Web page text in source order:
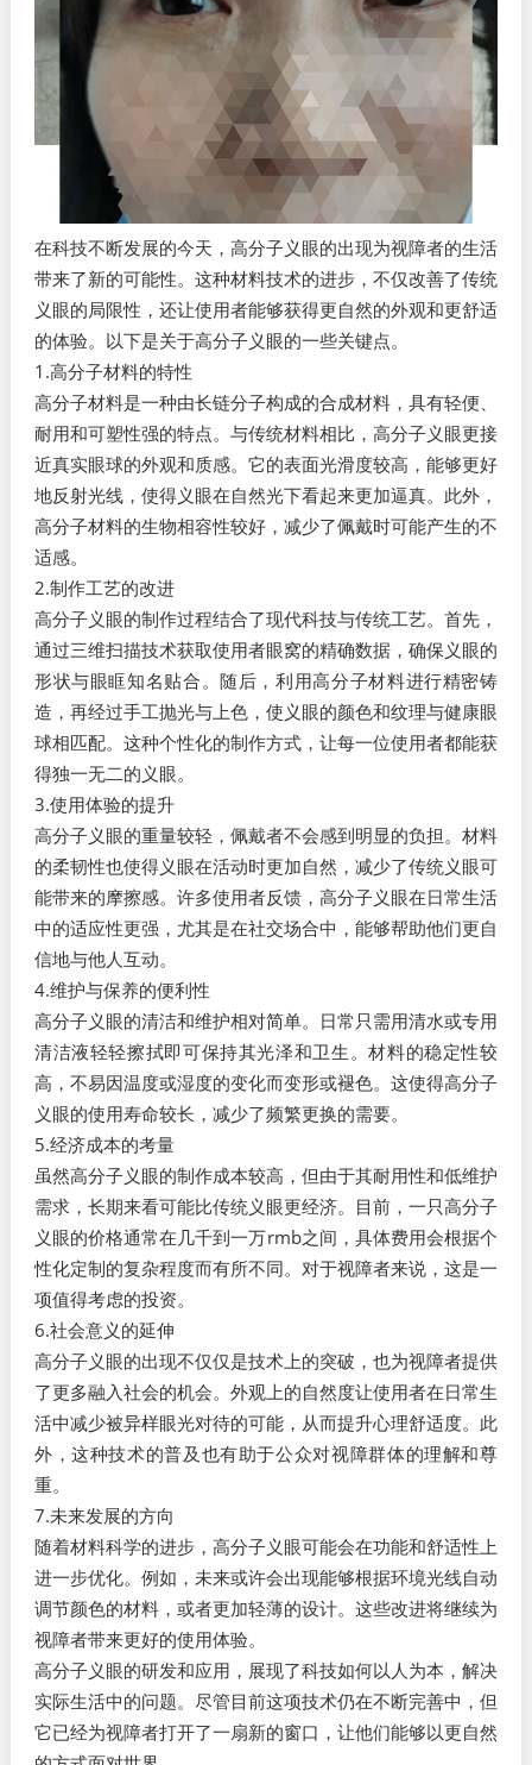
在科技不断发展的今天，高分子义眼的出现为视障者的生活
带来了新的可能性。这种材料技术的进步，不仅改善了传统
义眼的局限性，还让使用者能够获得更自然的外观和更舒适
的体验。以下是关于高分子义眼的一些关键点。
1.高分子材料的特性
高分子材料是一种由长链分子构成的合成材料，具有轻便、
耐用和可塑性强的特点。与传统材料相比，高分子义眼更接
近真实眼球的外观和质感。它的表面光滑度较高，能够更好
地反射光线，使得义眼在自然光下看起来更加逼真。此外，
高分子材料的生物相容性较好，减少了佩戴时可能产生的不
适感。
2.制作工艺的改进
高分子义眼的制作过程结合了现代科技与传统工艺。首先，
通过三维扫描技术获取使用者眼窝的精确数据，确保义眼的
形状与眼眶知名贴合。随后，利用高分子材料进行精密铸
造，再经过手工抛光与上色，使义眼的颜色和纹理与健康眼
球相匹配。这种个性化的制作方式，让每一位使用者都能获
得独一无二的义眼。
3.使用体验的提升
高分子义眼的重量较轻，佩戴者不会感到明显的负担。材料
的柔韧性也使得义眼在活动时更加自然，减少了传统义眼可
能带来的摩擦感。许多使用者反馈，高分子义眼在日常生活
中的适应性更强，尤其是在社交场合中，能够帮助他们更自
信地与他人互动。
4.维护与保养的便利性
高分子义眼的清洁和维护相对简单。日常只需用清水或专用
清洁液轻轻擦拭即可保持其光泽和卫生。材料的稳定性较
高，不易因温度或湿度的变化而变形或褪色。这使得高分子
义眼的使用寿命较长，减少了频繁更换的需要。
5.经济成本的考量
虽然高分子义眼的制作成本较高，但由于其耐用性和低维护
需求，长期来看可能比传统义眼更经济。目前，一只高分子
义眼的价格通常在几千到一万rmb之间，具体费用会根据个
性化定制的复杂程度而有所不同。对于视障者来说，这是一
项值得考虑的投资。
6.社会意义的延伸
高分子义眼的出现不仅仅是技术上的突破，也为视障者提供
了更多融入社会的机会。外观上的自然度让使用者在日常生
活中减少被异样眼光对待的可能，从而提升心理舒适度。此
外，这种技术的普及也有助于公众对视障群体的理解和尊
重。
7.未来发展的方向
随着材料科学的进步，高分子义眼可能会在功能和舒适性上
进一步优化。例如，未来或许会出现能够根据环境光线自动
调节颜色的材料，或者更加轻薄的设计。这些改进将继续为
视障者带来更好的使用体验。
高分子义眼的研发和应用，展现了科技如何以人为本，解决
实际生活中的问题。尽管目前这项技术仍在不断完善中，但
它已经为视障者打开了一扇新的窗口，让他们能够以更自然